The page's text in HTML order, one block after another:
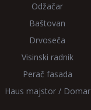
Odžačar
Baštovan
Drvoseča
Visinski radnik
Perač fasada
Haus majstor / Domar